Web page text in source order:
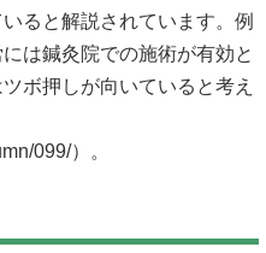
ると解説されています。例
は鍼灸院での施術が有効と
ボ押しが向いていると考え
099/）。